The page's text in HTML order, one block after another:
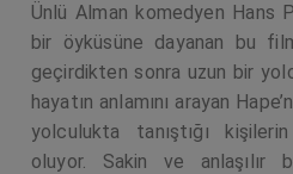
Ünlü Alman komedyen Hans
bir öyküsüne dayanan bu
geçirdikten sonra uzun bir
hayatın anlamını arayan
yolculukta tanıştığı
oluyor. Sakin ve anlaşılır